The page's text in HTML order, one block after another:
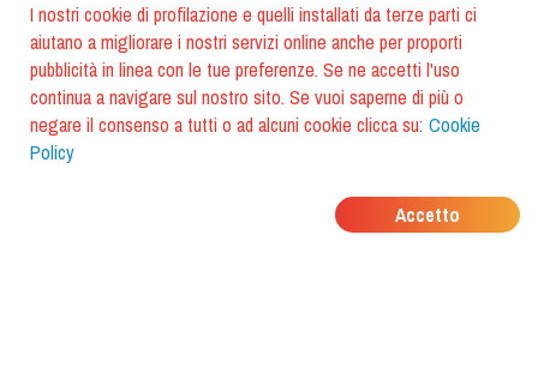
I nostri cookie di profilazione e quelli installati da terze parti ci
aiutano a migliorare i nostri servizi online anche per proporti
pubblicità in linea con le tue preferenze. Se ne accetti l'uso
continua a navigare sul nostro sito. Se vuoi saperne di più o
negare il consenso a tutti o ad alcuni cookie clicca su: Cookie
Policy
Accetto
DOVE MANGIANO I
TUOI AMICI?